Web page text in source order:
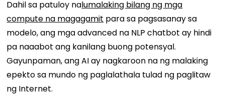
Dahil sa patuloy nalumalaking bilang ng mga
compute na magagamit para sa pagsasanay sa
modelo, ang mga advanced na NLP chatbot ay hindi
pa naaabot ang kanilang buong potensyal.
Gayunpaman, ang AI ay nagkaroon na ng malaking
epekto sa mundo ng paglalathala tulad ng paglitaw
ng Internet.